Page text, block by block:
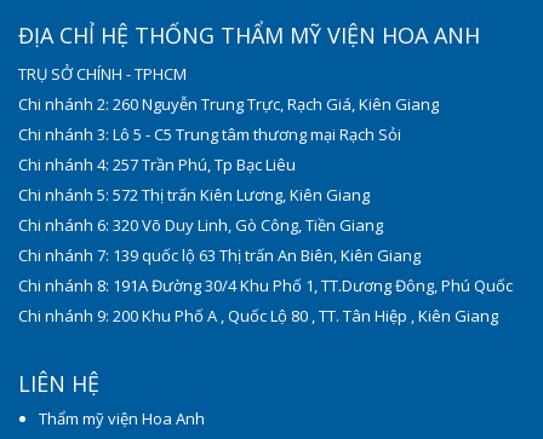
ĐỊA CHỈ HỆ THỐNG THẨM MỸ VIỆN HOA ANH
TRỤ SỞ CHÍNH - TPHCM
Chi nhánh 2: 260 Nguyễn Trung Trực, Rạch Giá, Kiên Giang
Chi nhánh 3: Lô 5 - C5 Trung tâm thương mại Rạch Sỏi
Chi nhánh 4: 257 Trần Phú, Tp Bạc Liêu
Chi nhánh 5: 572 Thị trấn Kiên Lương, Kiên Giang
Chi nhánh 6: 320 Võ Duy Linh, Gò Công, Tiền Giang
Chi nhánh 7: 139 quốc lộ 63 Thị trấn An Biên, Kiên Giang
Chi nhánh 8: 191A Đường 30/4 Khu Phố 1, TT.Dương Đông, Phú Quốc
Chi nhánh 9: 200 Khu Phố A , Quốc Lộ 80 , TT. Tân Hiệp , Kiên Giang
LIÊN HỆ
Thẩm mỹ viện Hoa Anh